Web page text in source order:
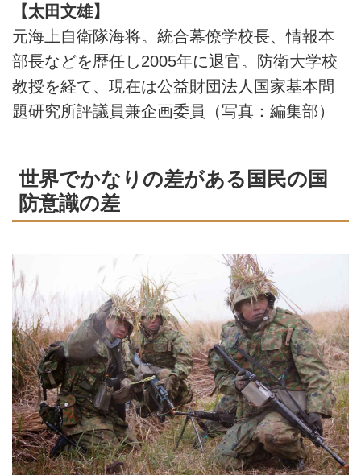
【太田文雄】
元海上自衛隊海将。統合幕僚学校長、情報本
部長などを歴任し2005年に退官。防衛大学校
教授を経て、現在は公益財団法人国家基本問
題研究所評議員兼企画委員（写真：編集部）
世界でかなりの差がある国民の国
防意識の差